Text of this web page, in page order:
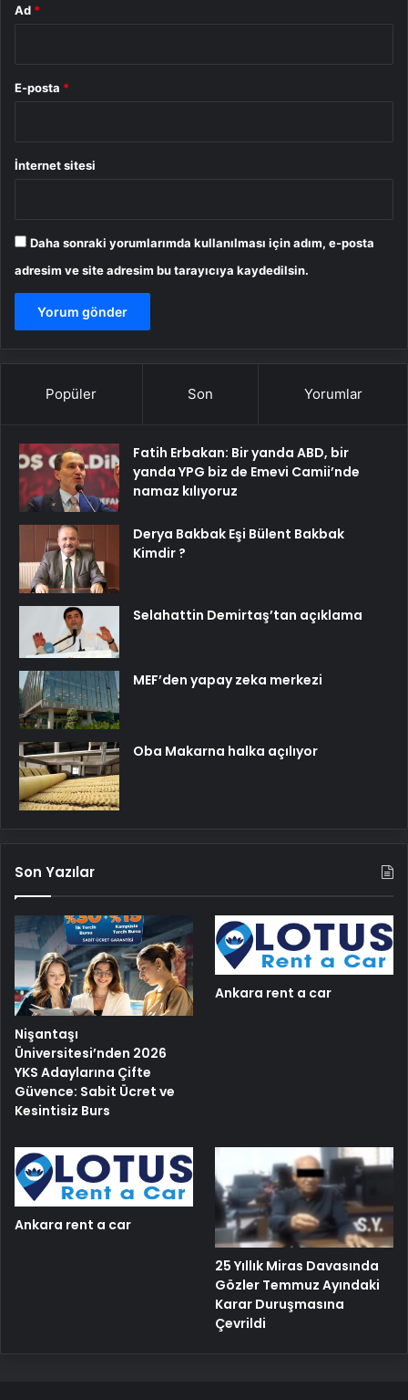
Ad *
E-posta *
İnternet sitesi
Daha sonraki yorumlarımda kullanılması için adım, e-posta
adresim ve site adresim bu tarayıcıya kaydedilsin.
Popüler Son Yorumlar
Fatih Erbakan: Bir yanda ABD, bir
yanda YPG biz de Emevi Camii’nde
namaz kılıyoruz
Derya Bakbak Eşi Bülent Bakbak
Kimdir ?
Selahattin Demirtaş’tan açıklama
MEF’den yapay zeka merkezi
Oba Makarna halka açılıyor
Son Yazılar
Nişantaşı
Üniversitesi’nden 2026
YKS Adaylarına Çifte
Güvence: Sabit Ücret ve
Kesintisiz Burs
Ankara rent a car
Ankara rent a car
25 Yıllık Miras Davasında
Gözler Temmuz Ayındaki
Karar Duruşmasına
Çevrildi